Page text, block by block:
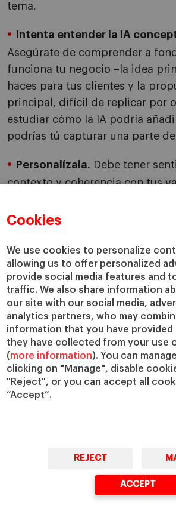
Cookies
We use cookies to personalize
allowing us to offer personalized
provide social media features and
traffic. We also share information
our site with our social media,
analytics partners, who may
information that you have
they have collected from your use
(more information). You can
clicking on "Manage", disable
"Reject", or you can accept all
“Accept”.
REJECT
ACCEPT
tema.
Intenta entender la IA
Asegúrate de comprender a
funciona tu negocio –la idea
haces para tus clientes y la
principal, difícil de replicar por
estudiar cómo la IA podría
podrías tú capturar una parte de
Personalízala. Debe tener
contexto y coherencia con tus
Esta entrevista se publica con el
allá del revuelo” en
IESE
165.
Iniciativa sobre Inteligencia Artificial y el
. Está particularmente